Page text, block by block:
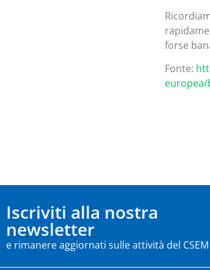
forse
Fonte:
Iscriviti alla nostra
newsletter
e rimanere aggiornati sulle attività del CSEM